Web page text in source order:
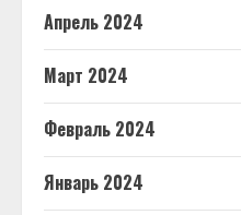
Апрель 2024
Март 2024
Февраль 2024
Январь 2024